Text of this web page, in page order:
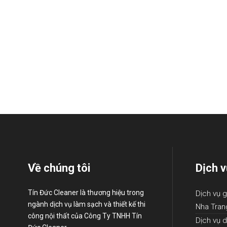
Về chúng tôi
Tín Đức Cleaner là thương hiệu trong
ngành dịch vụ làm sạch và thiết kế thi
công nội thất của Công Ty TNHH Tín
Dịch
Dịch vụ
Nha
Dịch vụ